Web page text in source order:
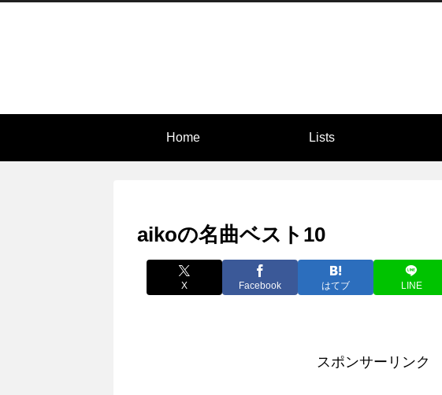
Home Lists
aikoの名曲ベスト10
X Facebook はてブ LINE
スポンサーリンク